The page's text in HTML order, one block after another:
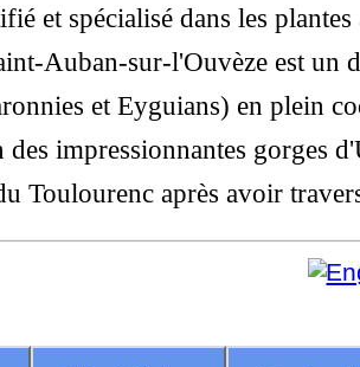
et spécialisé dans les
Auban-sur-l'Ouvèze est un
et Eyguians) en plein
des impressionnantes gorges
Toulourenc après avoir